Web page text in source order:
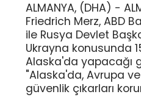
ALMANYA, (DHA) -
Friedrich Merz, ABD
ile Rusya Devlet
Ukrayna konusunda
Alaska'da yapacağı
"Alaska'da, Avrupa
güvenlik çıkarları